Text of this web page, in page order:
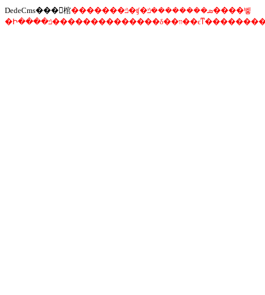
DedeCms���󾯸棺�������ݿ�ʧ�ܣ��������ݿ����벻